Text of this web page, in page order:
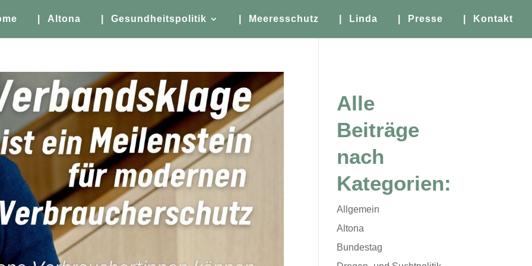
| Altona | Gesundheitspolitik | Meeresschutz | Linda | Presse | Kontakt
Alle
Beiträge
nach
Kategorien:
Allgemein
Altona
Bundestag